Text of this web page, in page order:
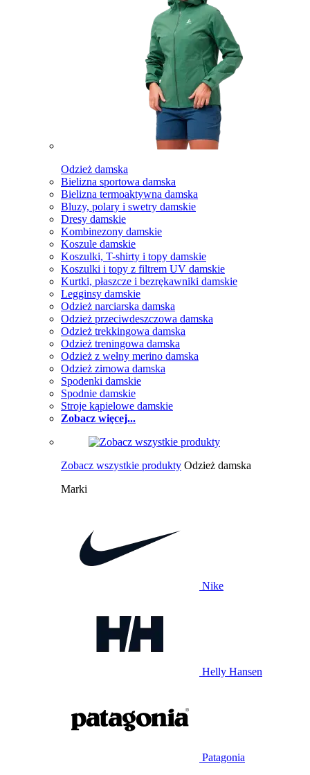
Odzież damska
Bielizna sportowa damska
Bielizna termoaktywna damska
Bluzy, polary i swetry damskie
Dresy damskie
Kombinezony damskie
Koszule damskie
Koszulki, T-shirty i topy damskie
Koszulki i topy z filtrem UV damskie
Kurtki, płaszcze i bezrękawniki damskie
Legginsy damskie
Odzież narciarska damska
Odzież przeciwdeszczowa damska
Odzież trekkingowa damska
Odzież treningowa damska
Odzież z wełny merino damska
Odzież zimowa damska
Spodenki damskie
Spodnie damskie
Stroje kąpielowe damskie
Zobacz więcej...
Zobacz wszystkie produkty Odzież damska
Marki
Nike
Helly Hansen
Patagonia